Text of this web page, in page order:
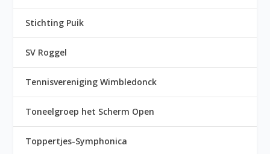
Stichting Puik
SV Roggel
Tennisvereniging Wimbledonck
Toneelgroep het Scherm Open
Toppertjes-Symphonica